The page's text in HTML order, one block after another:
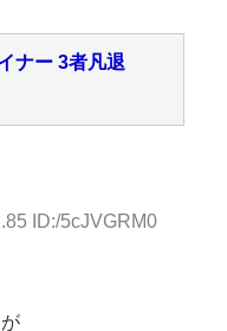
ナー 3者凡退
ID:/5cJVGRM0